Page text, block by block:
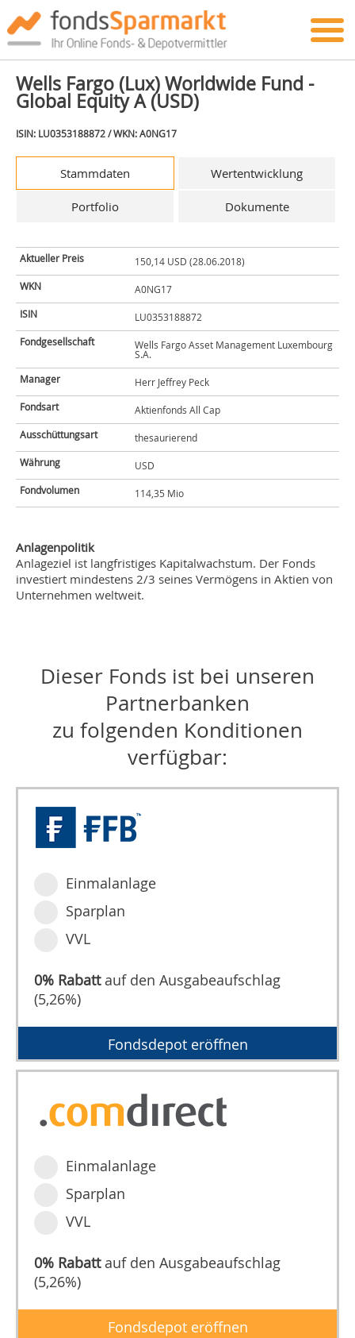
Wells Fargo (Lux) Worldwide Fund -
Global Equity A (USD)
ISIN: LU0353188872 / WKN: A0NG17
Stammdaten Wertentwicklung
Portfolio Dokumente
Aktueller Preis
150,14 USD (28.06.2018)
WKN
A0NG17
ISIN
LU0353188872
Fondgesellschaft
Wells Fargo Asset Management Luxembourg
S.A.
Manager
Herr Jeffrey Peck
Fondsart
Aktienfonds All Cap
Ausschüttungsart
thesaurierend
Währung
USD
Fondvolumen
114,35 Mio
Anlagenpolitik
Anlageziel ist langfristiges Kapitalwachstum. Der Fonds
investiert mindestens 2/3 seines Vermögens in Aktien von
Unternehmen weltweit.
Dieser Fonds ist bei unseren
Partnerbanken
zu folgenden Konditionen
verfügbar:
Einmalanlage
Sparplan
VVL
0% Rabattauf den Ausgabeaufschlag
(5,26%)
Fondsdepot eröffnen
Einmalanlage
Sparplan
VVL
0% Rabattauf den Ausgabeaufschlag
(5,26%)
Fondsdepot eröffnen